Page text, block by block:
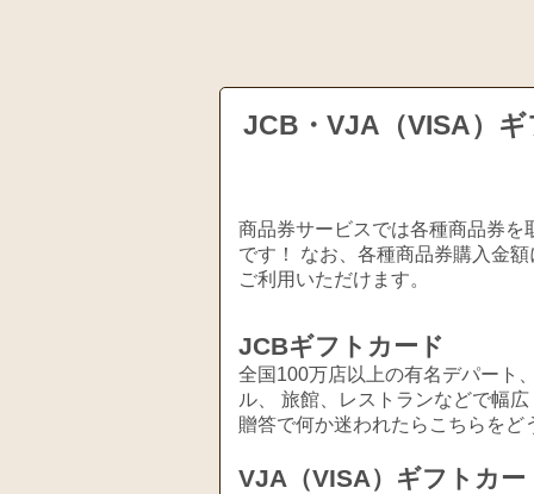
JCB・VJA（VISA）
商品券サービスでは各種商品券
です！ なお、各種商品券購入金
ご利用いただけます。
JCBギフトカード
全国100万店以上の有名デパート
ル、 旅館、レストランなどで幅
贈答で何か迷われたらこちらをど
VJA（VISA）ギフトカー